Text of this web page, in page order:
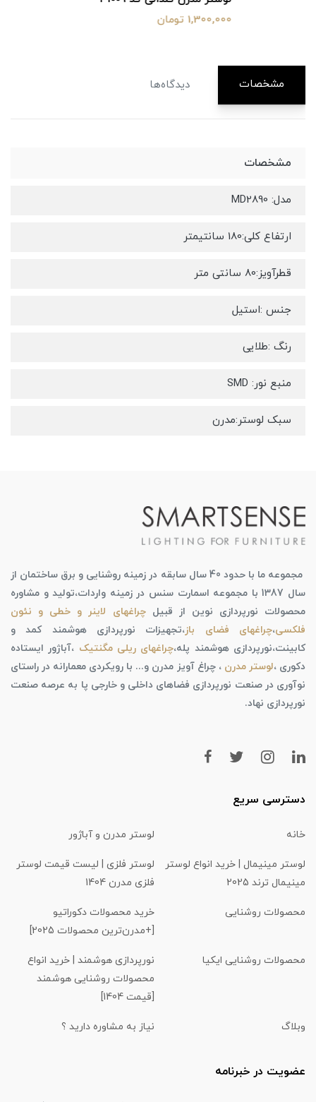
مشخصات دیدگاه‌ها
مشخصات
مدل: MD2890
ارتفاع کلی:180 سانتیمتر
قطرآویز:80 سانتی متر
جنس :استیل
رنگ :طلایی
منبع نور: SMD
سبک لوستر:مدرن
مجموعه ما با حدود 40 سال سابقه در زمینه روشنایی و برق ساختمان از
سال 1387 با مجموعه اسمارت سنس در زمینه واردات،تولید و مشاوره
محصولات نورپردازی نوین از قبیلچراغهای لاینر و خطی و نئون
فلکسی،چراغهای فضای باز،تجهیزات نورپردازی هوشمند کمد و
کابینت،نورپردازی هوشمند پله،چراغهای ریلی مگنتیک ،آباژور ایستاده
دکوری ،لوستر مدرن ، چراغ آویز مدرن و... با رویکردی معمارانه در راستای
نوآوری در صنعت نورپردازی فضاهای داخلی و خارجی پا به عرصه صنعت
نورپردازی نهاد.
دسترسی سریع
خانه لوستر مدرن و آباژور
لوستر مینیمال | خرید انواع لوستر
مینیمال ترند 2025
لوستر فلزی | لیست قیمت لوستر
فلزی مدرن 1404
محصولات روشنایی
خرید محصولات دکوراتیو
[+مدرن‌ترین محصولات 2025]
محصولات روشنایی ایکیا
نورپردازی هوشمند | خرید انواع
محصولات روشنایی هوشمند
[قیمت 1404]
وبلاگ نیاز به مشاوره دارید ؟
عضویت در خبرنامه